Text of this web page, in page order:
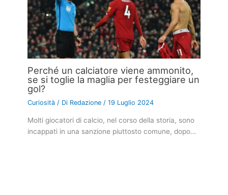
Perché un calciatore viene ammonito,
se si toglie la maglia per festeggiare un
gol?
Curiosità / Di Redazione /19 Luglio 2024
Molti giocatori di calcio, nel corso della storia, sono
incappati in una sanzione piuttosto comune, dopo…